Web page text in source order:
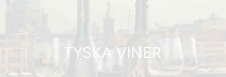
TYSKA VINER